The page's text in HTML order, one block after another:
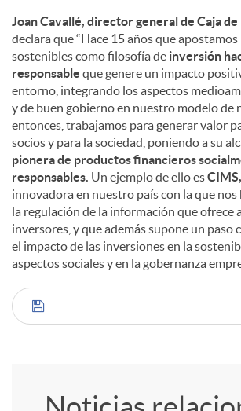
Joan Cavallé, director general de Caja
declara que “Hace 15 años que
sostenibles como filosofía de inversión
responsable que genere un impacto
entorno, integrando los aspectos
y de buen gobierno en nuestro modelo de
entonces, trabajamos para generar valor
socios y para la sociedad, poniendo a su
pionera de productos financieros
responsables. Un ejemplo de ello esCIMS,
innovadora en nuestro país con la que nos
la regulación de la información que ofrece
inversores, y que además supone un paso
el impacto de las inversiones en la
aspectos sociales y en la gobernanza
C